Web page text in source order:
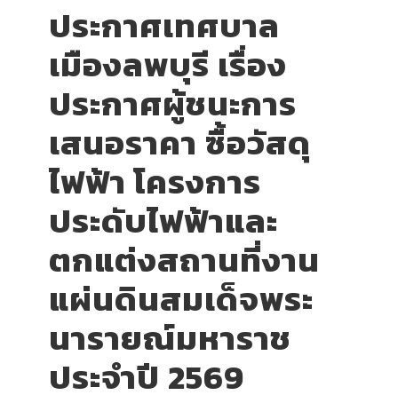
ประกาศเทศบาล
เมืองลพบุรี เรื่อง
ประกาศผู้ชนะการ
เสนอราคา ซื้อวัสดุ
ไฟฟ้า โครงการ
ประดับไฟฟ้าและ
ตกแต่งสถานที่งาน
แผ่นดินสมเด็จพระ
นารายณ์มหาราช
ประจำปี 2569